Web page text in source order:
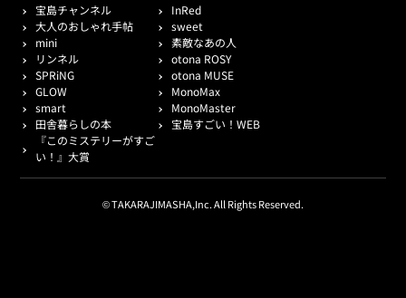
宝島チャンネル
InRed
大人のおしゃれ手帖
sweet
mini
素敵なあの人
リンネル
otona ROSY
SPRiNG
otona MUSE
GLOW
MonoMax
smart
MonoMaster
田舎暮らしの本
宝島すごい！WEB
『このミステリーがすご
い！』大賞
© TAKARAJIMASHA,Inc. All Rights Reserved.